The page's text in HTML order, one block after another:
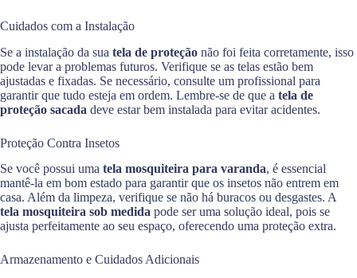
Cuidados com a Instalação
Se a instalação da sua tela de proteção não foi feita corretamente, isso
pode levar a problemas futuros. Verifique se as telas estão bem
ajustadas e fixadas. Se necessário, consulte um profissional para
garantir que tudo esteja em ordem. Lembre-se de que a tela de
proteção sacada deve estar bem instalada para evitar acidentes.
Proteção Contra Insetos
Se você possui uma tela mosquiteira para varanda, é essencial
mantê-la em bom estado para garantir que os insetos não entrem em
casa. Além da limpeza, verifique se não há buracos ou desgastes. A
tela mosquiteira sob medida pode ser uma solução ideal, pois se
ajusta perfeitamente ao seu espaço, oferecendo uma proteção extra.
Armazenamento e Cuidados Adicionais